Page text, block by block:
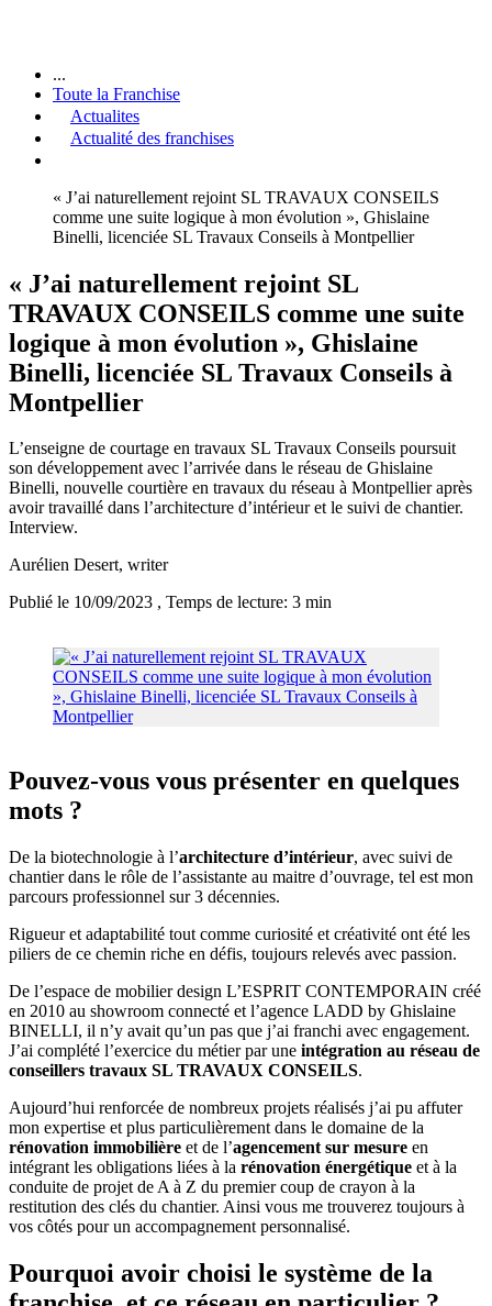
...
Toute la Franchise
Actualites
Actualité des franchises
« J’ai naturellement rejoint SL TRAVAUX CONSEILS
comme une suite logique à mon évolution », Ghislaine
Binelli, licenciée SL Travaux Conseils à Montpellier
« J’ai naturellement rejoint SL
TRAVAUX CONSEILS comme une suite
logique à mon évolution », Ghislaine
Binelli, licenciée SL Travaux Conseils à
Montpellier
L’enseigne de courtage en travaux SL Travaux Conseils poursuit
son développement avec l’arrivée dans le réseau de Ghislaine
Binelli, nouvelle courtière en travaux du réseau à Montpellier après
avoir travaillé dans l’architecture d’intérieur et le suivi de chantier.
Interview.
Aurélien Desert, writer
Publié le 10/09/2023 , Temps de lecture: 3 min
Pouvez-vous vous présenter en quelques
mots ?
De la biotechnologie à l’architecture d’intérieur, avec suivi de
chantier dans le rôle de l’assistante au maitre d’ouvrage, tel est mon
parcours professionnel sur 3 décennies.
Rigueur et adaptabilité tout comme curiosité et créativité ont été les
piliers de ce chemin riche en défis, toujours relevés avec passion.
De l’espace de mobilier design L’ESPRIT CONTEMPORAIN créé
en 2010 au showroom connecté et l’agence LADD by Ghislaine
BINELLI, il n’y avait qu’un pas que j’ai franchi avec engagement.
J’ai complété l’exercice du métier par une intégration au réseau de
conseillers travaux SL TRAVAUX CONSEILS.
Aujourd’hui renforcée de nombreux projets réalisés j’ai pu affuter
mon expertise et plus particulièrement dans le domaine de la
rénovation immobilière et de l’agencement sur mesure en
intégrant les obligations liées à la rénovation énergétique et à la
conduite de projet de A à Z du premier coup de crayon à la
restitution des clés du chantier. Ainsi vous me trouverez toujours à
vos côtés pour un accompagnement personnalisé.
Pourquoi avoir choisi le système de la